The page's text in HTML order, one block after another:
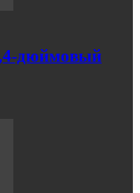
дюймовый